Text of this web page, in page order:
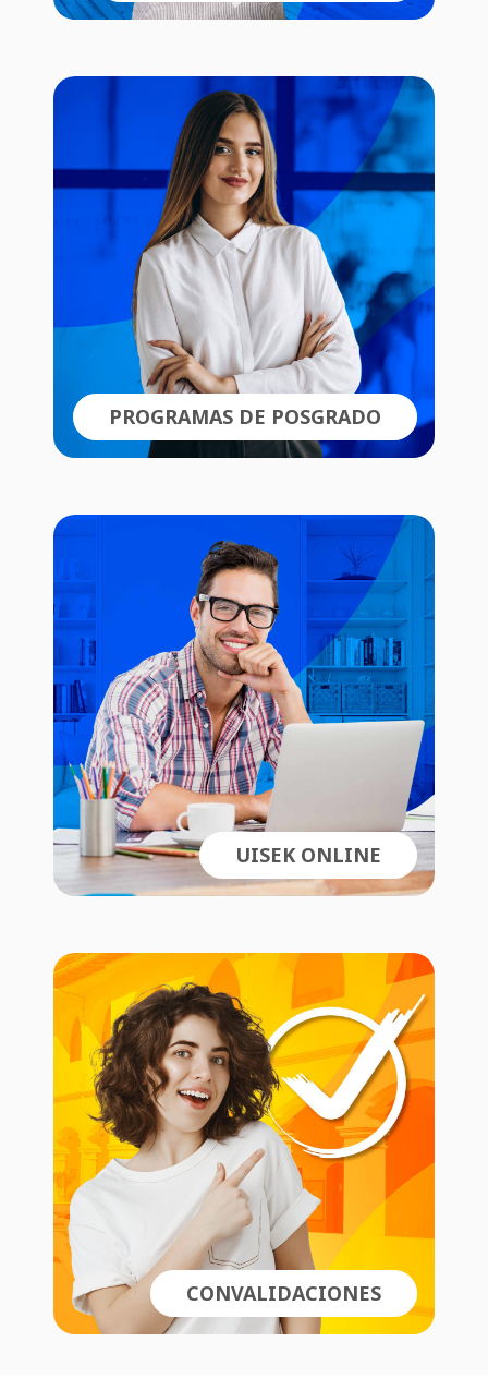
PROGRAMAS DE POSGRADO
UISEK ONLINE
CONVALIDACIONES